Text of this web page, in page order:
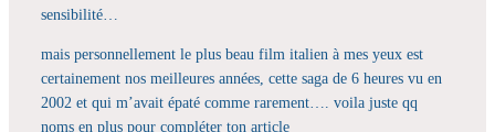
sensibilité…
mais personnellement le plus beau film italien à mes yeux est
certainement nos meilleures années, cette saga de 6 heures vu en
2002 et qui m’avait épaté comme rarement…. voila juste qq
noms en plus pour compléter ton article